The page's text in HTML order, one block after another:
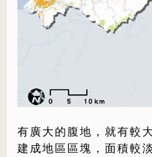
有廣大的腹地，就有較
建成地區區塊，面積較